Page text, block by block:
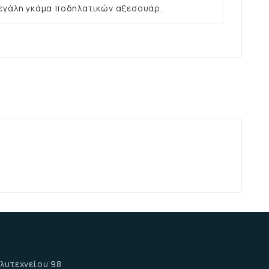
γκάμα ποδηλατικών αξεσουάρ.
98